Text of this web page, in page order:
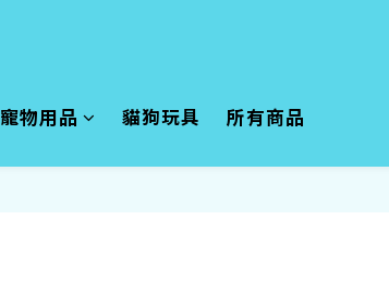
寵物用品 貓狗玩具 所有商品